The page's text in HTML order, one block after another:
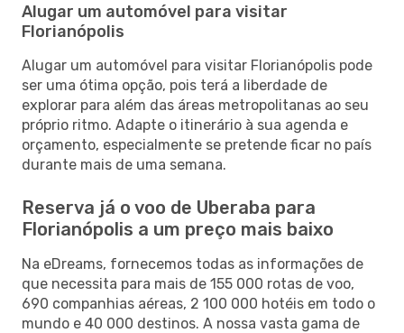
Alugar um automóvel para visitar
Florianópolis
Alugar um automóvel para visitar Florianópolis pode
ser uma ótima opção, pois terá a liberdade de
explorar para além das áreas metropolitanas ao seu
próprio ritmo. Adapte o itinerário à sua agenda e
orçamento, especialmente se pretende ficar no país
durante mais de uma semana.
Reserva já o voo de Uberaba para
Florianópolis a um preço mais baixo
Na eDreams, fornecemos todas as informações de
que necessita para mais de 155 000 rotas de voo,
690 companhias aéreas, 2 100 000 hotéis em todo o
mundo e 40 000 destinos. A nossa vasta gama de